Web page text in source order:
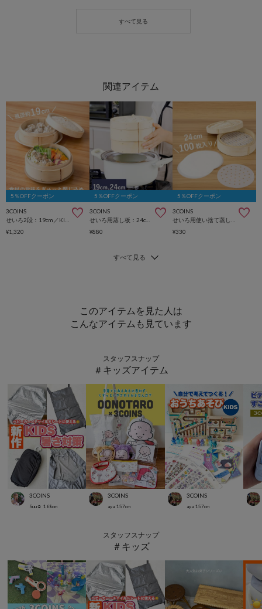
5％OFFクーポン
3COINS
¥1,320
5％OFFクーポン
3COINS
せいろ用蒸し板：24cm／KITINTO
¥880
5％OFFクーポン
3COINS
¥330
このアイテムを見た人は
こんなアイテムも見ています
スタッフスナップ
＃キッズアイテム
3COINS
Suu☺︎ 168cm
3COINS
aya 157cm
3COINS
aya 157cm
スタッフスナップ
＃キッズ